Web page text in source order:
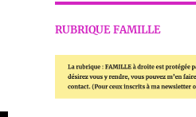
RUBRIQUE FAMILLE